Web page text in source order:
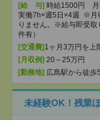
[給 与] 時給1500円 月
実働7h×週5日×4週 ※月
りません。※給与即受取
件有）
[交通費]1ヶ月3万円を上
[月収例] 20～25万円
[勤務地] 広島駅から徒歩
未経験OK！残業